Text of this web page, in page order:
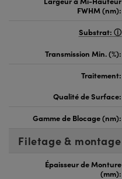
FWHM (nm):
Substrat:
Transmission Min. (%):
Traitement:
Qualité de Surface:
Gamme de Blocage (nm):
Filetage & montage
Épaisseur de Monture
(mm):